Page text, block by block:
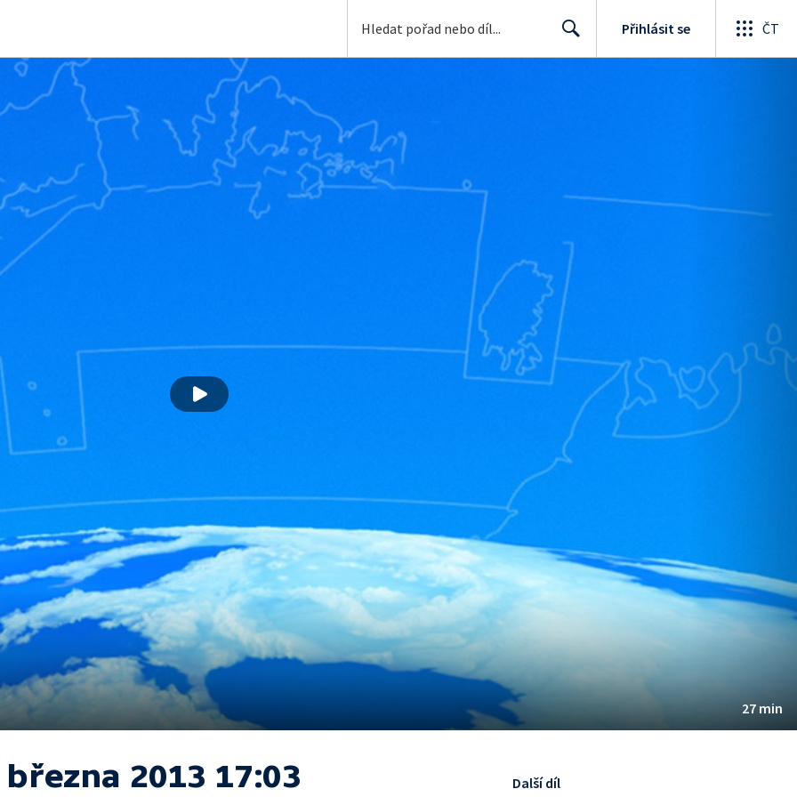
Přihlásit se ČT
27 min
března 2013 17:03 Další díl